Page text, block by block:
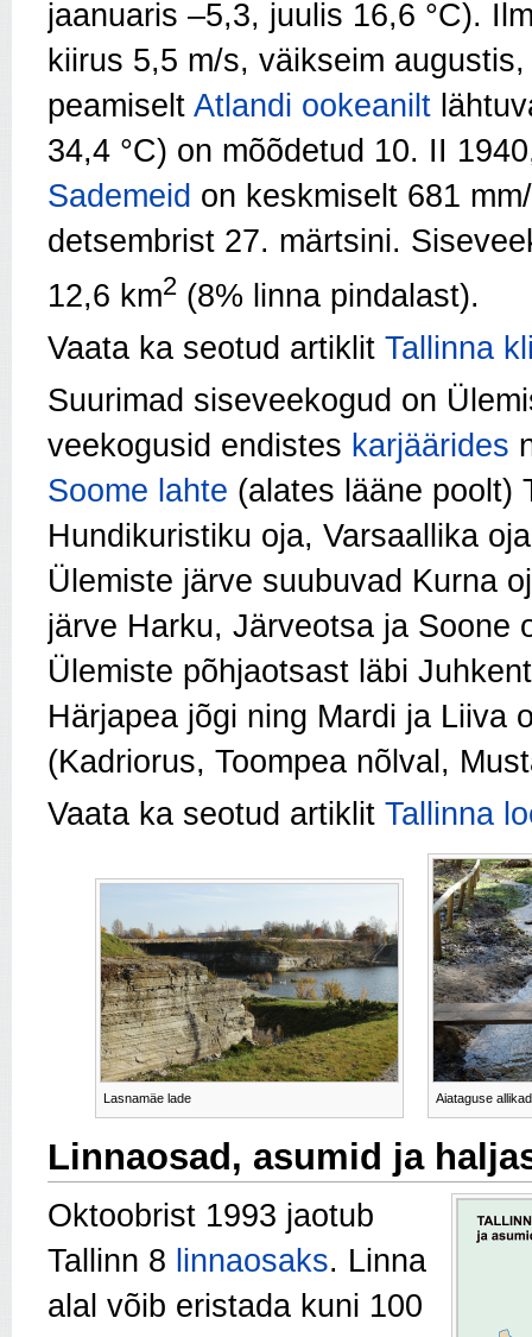
jaanuaris –5,3, juulis 16,6 °C).
kiirus 5,5 m/s, väikseim
peamiselt Atlandi ookeanilt
34,4 °C) on mõõdetud 10. II
Sademeid on keskmiselt 681
detsembrist 27. märtsini.
12,6 km2 (8% linna pindalast).
Vaata ka seotud artiklit Tallinna
Suurimad siseveekogud on
veekogusid endistes karjäärides
Soome lahte (alates lääne poolt)
Hundikuristiku oja, Varsaallika
Ülemiste järve suubuvad Kurna
järve Harku, Järveotsa ja Soone
Ülemiste põhjaotsast läbi
Härjapea jõgi ning Mardi ja Liiva
(Kadriorus, Toompea nõlval,
Vaata ka seotud artiklit Tallinna
Lasnamäe lade Aiataguse
Linnaosad, asumid ja
Oktoobrist 1993 jaotub
Tallinn 8 linnaosaks. Linna
alal võib eristada kuni 100